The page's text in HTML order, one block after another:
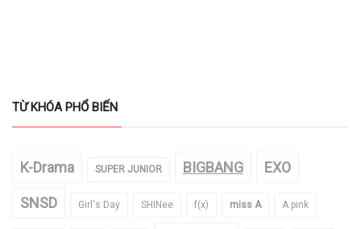
TỪ KHÓA PHỔ BIẾN
K-Drama SUPER JUNIOR BIGBANG EXO
SNSD Girl's Day SHINee f(x) miss A A pink